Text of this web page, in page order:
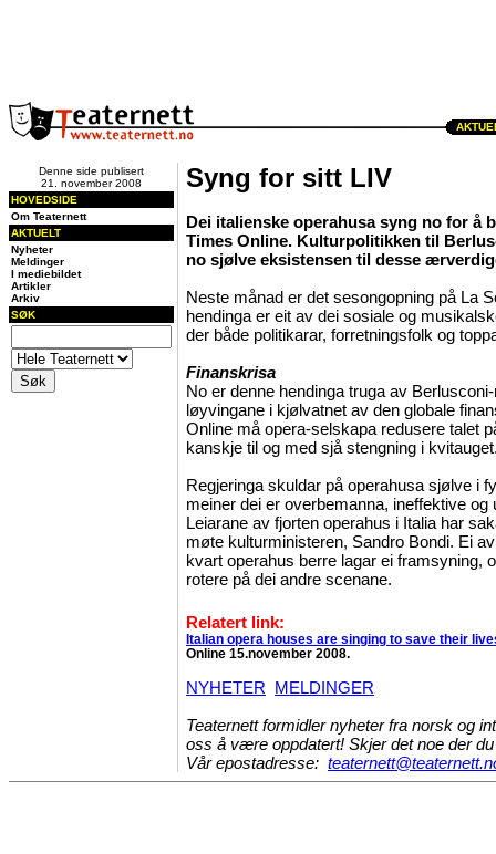
Denne side publisert
21. november 2008
HOVEDSIDE
Om Teaternett
AKTUELT
Nyheter
Meldinger
I mediebildet
Artikler
Arkiv
SØK
Syng for sitt LIV
Dei italienske operahusa syng no for å
Times Online. Kulturpolitikken til
no sjølve eksistensen til desse
Neste månad er det sesongopning på La
hendinga er eit av dei sosiale og
der både politikarar, forretningsfolk og
Finanskrisa
No er denne hendinga truga av
løyvingane i kjølvatnet av den globale
Online må opera-selskapa redusere talet
kanskje til og med sjå stengning i
Regjeringa skuldar på operahusa sjølve i
meiner dei er overbemanna, ineffektive og
Leiarane av fjorten operahus i Italia har
møte kulturministeren, Sandro Bondi. Ei
kvart operahus berre lagar ei framsyning,
rotere på dei andre scenane.
Relatert link:
Italian opera houses are singing to save their
Online 15.november 2008.
NYHETER MELDINGER
Teaternett formidler nyheter fra norsk og
oss å være oppdatert! Skjer det noe der
Vår epostadresse: